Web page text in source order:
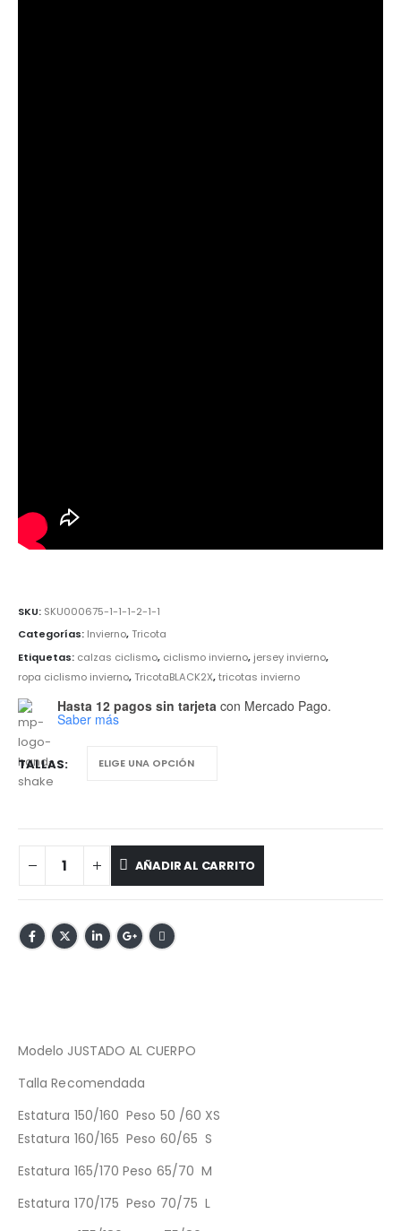
SKU: SKU000675-1-1-1-2-1-1
Categorías: Invierno,Tricota
Etiquetas: calzas ciclismo, ciclismo invierno, jersey invierno,
ropa ciclismo invierno,TricotaBLACK2X,tricotas invierno
Hasta 12 pagos sin tarjeta con Mercado Pago.
Saber más
TALLAS
AÑADIR AL CARRITO
Modelo JUSTADO AL CUERPO
Talla Recomendada
Estatura 150/160 Peso 50 /60 XS
Estatura 160/165 Peso 60/65 S
Estatura 165/170 Peso 65/70 M
Estatura 170/175 Peso 70/75 L